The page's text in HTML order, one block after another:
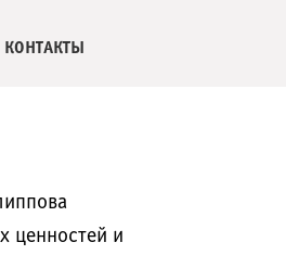
КОНТАКТЫ
ценностей и